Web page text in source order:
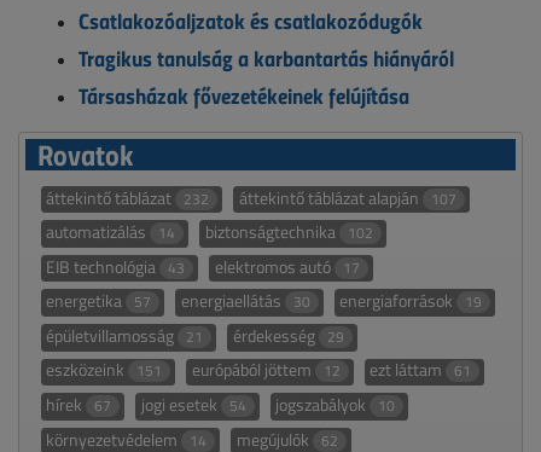
Csatlakozóaljzatok és csatlakozódugók
Tragikus tanulság a karbantartás hiányáról
Társasházak fővezetékeinek felújítása
Rovatok
áttekintő táblázat 232 áttekintő táblázat alapján 107
automatizálás 14 biztonságtechnika 102
EIB technológia 43 elektromos autó 17
energetika 57 energiaellátás 30 energiaforrások 19
épületvillamosság 21 érdekesség 29
eszközeink 151 európából jöttem 12 ezt láttam 61
hírek 67 jogi esetek 54 jogszabályok 10
környezetvédelem 14 megújulók 62